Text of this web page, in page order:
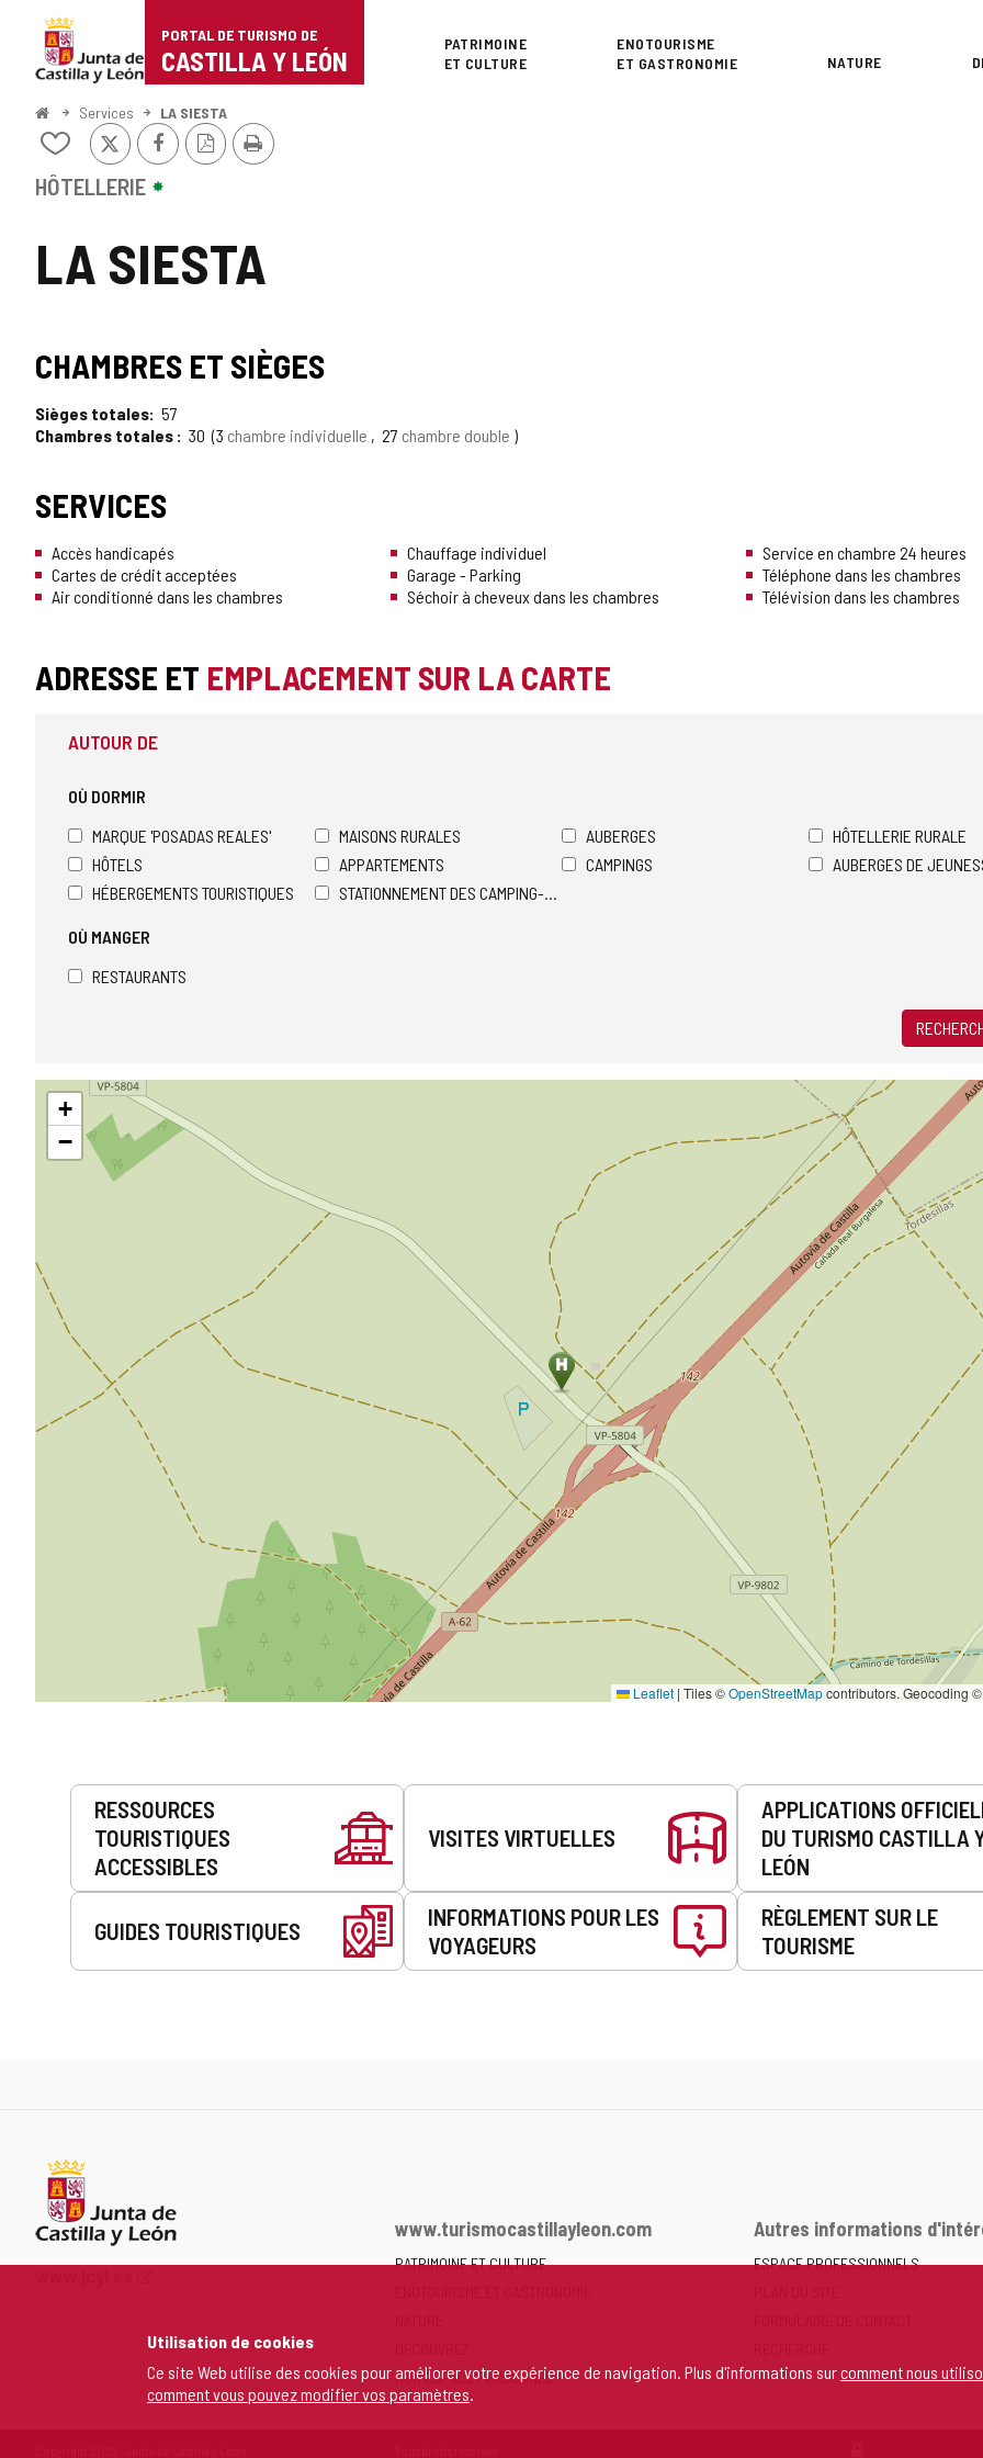
Utilisation de cookies
Ce site Web utilise des cookies pour améliorer votre expérience de navigation. Plus d'informations surcomment nous
comment vous pouvez modifier vos paramètres.
Portal
de
Turismo
Castilla
León
PORTAL DE TURISMO DE
CASTILLA Y LEÓN
Superior
PATRIMOINE
ET CULTURE
ENOTOURISME
ET GASTRONOMIE
NATURE
<
Accueil
Services LA SIESTA
LA SIESTA
Ajouter/retirer
contenu
X FacebookVersion
PDF
Imprimer
HÔTELLERIE
CHAMBRES ET SIÈGES
Sièges totales 57
Chambres totales
30 3 chambre individuelle 27 chambre double
SERVICES
Accès handicapés
Cartes de crédit acceptées
Air conditionné dans les chambres
Chauffage individuel
Garage - Parking
Séchoir à cheveux dans les chambres
Service en chambre 24 heures
Téléphone dans les chambres
Télévision dans les chambres
ADRESSE ET EMPLACEMENT SUR LA CARTE
AUTOUR DE
OÙ DORMIR
MARQUE 'POSADAS REALES'
MAISONS RURALES AUBERGES
HÔTELLERIE RURALE
HÔTELS
APPARTEMENTS CAMPINGS
AUBERGES DE
HÉBERGEMENTS TOURISTIQUES
STATIONNEMENT DES CAMPING-CARS
OÙ MANGER
RESTAURANTS
Sauter
+
−
Leaflet | Tiles ©OpenStreetMapcontributors. Geocoding ©
Prestations
RESSOURCES
TOURISTIQUES
ACCESSIBLES
VISITES VIRTUELLES
APPLICATIONS
DU TURISMO CASTILLA
LEÓN
GUIDES TOURISTIQUES
INFORMATIONS POUR LES
VOYAGEURS
RÈGLEMENT SUR LE
TOURISME
www.turismocastillayleon.com
PATRIMOINE ET CULTURE
MON ESPACE PERSONNEL
Autres informations
ESPACE PROFESSIONNELS